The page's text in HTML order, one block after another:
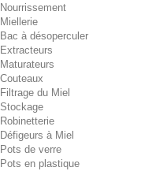
Nourrissement
Miellerie
Bac à désoperculer
Extracteurs
Maturateurs
Couteaux
Filtrage du Miel
Stockage
Robinetterie
Défigeurs à Miel
Pots de verre
Pots en plastique